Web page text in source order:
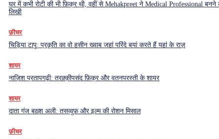
घर में कभी रोटी की भी फ़िक्र थी, वहीं से Mehakpreet ने Medical Professional बनने
लिखी
फ़ीचर
चिड़िया टापू: प्रकृति का वो हसीन ख्वाब जहां परिंदे बयां करते हैं यहां के राज़
शायर
नाज़िश प्रतापगढ़ी: तरक़्क़ीपसंद फ़िक्र और वतनपरस्ती के शायर
शायर
दाता गंज बख़्श अली: तसव्वुफ़ और इल्म की रोशन मिसाल
फ़ीचर